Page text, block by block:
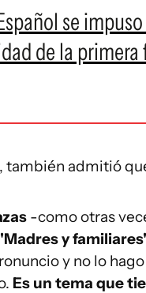
se
de la primera
también admitió
-como otras
y familiares'
y no lo
Es un tema que